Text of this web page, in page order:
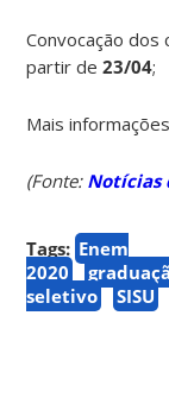
Convocação dos
partir de23/04;
Mais
(Fonte: Notícias
Tags: Enem
2020
seletivo
SISU